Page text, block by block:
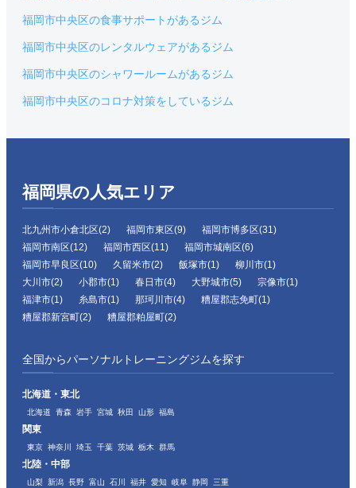
福岡市中央区の食事サポートがあるジム
福岡市中央区のレンタルウェアがあるジム
福岡市中央区のシャワールームがあるジム
福岡市中央区のコロナ対策をしているジム
福岡県の人気エリア
北九州市小倉北区(2) 福岡市東区(9)
福岡市博多区(31)
福岡市南区(12)
福岡市西区(11)
福岡市城南区(6)
福岡市早良区(10)
久留米市(2) 飯塚市(1)
柳川市(1)
大川市(2)
小郡市(1) 春日市(4) 大野城市(5)
宗像市(1)
福津市(1)
糸島市(1) 那珂川市(4)
糟屋郡志免町(1)
糟屋郡新宮町(2)
糟屋郡粕屋町(2)
全国からパーソナルトレーニングジムを探す
北海道・東北
北海道 青森 岩手 宮城 秋田 山形 福島
関東
東京 神奈川 埼玉 千葉 茨城 栃木 群馬
北陸・中部
山梨 新潟 長野 富山 石川 福井 愛知 岐阜 静岡 三重